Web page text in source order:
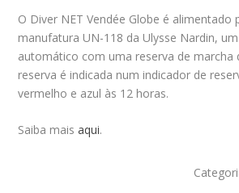
O Diver NET Vendée Globe é
manufatura UN-118 da Ulysse Nardin,
automático com uma reserva de marcha
reserva é indicada num indicador de
vermelho e azul às 12 horas.
Saiba maisaqui.